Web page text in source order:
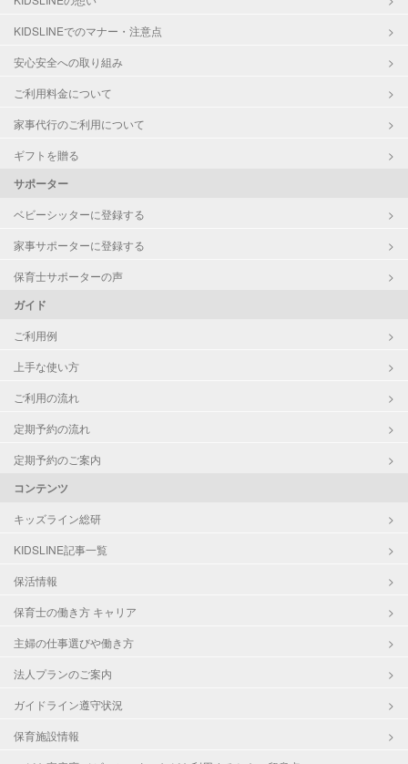
KIDSLINEでのマナー・注意点
安心安全への取り組み
ご利用料金について
家事代行のご利用について
ギフトを贈る
サポーター
ベビーシッターに登録する
家事サポーターに登録する
保育士サポーターの声
ガイド
ご利用例
上手な使い方
ご利用の流れ
定期予約の流れ
定期予約のご案内
コンテンツ
キッズライン総研
KIDSLINE記事一覧
保活情報
保育士の働き方 キャリア
主婦の仕事選びや働き方
法人プランのご案内
ガイドライン遵守状況
保育施設情報